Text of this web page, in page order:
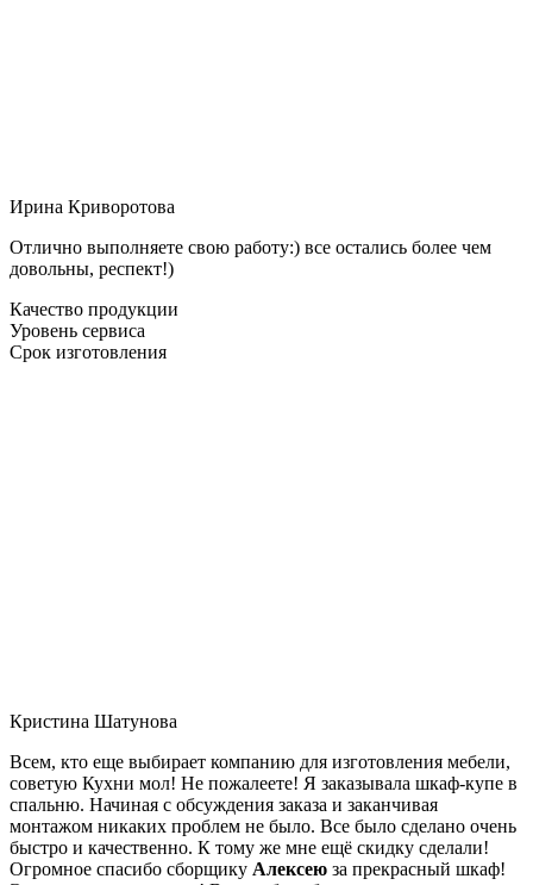
Ирина Криворотова
Отлично выполняете свою работу:) все остались более чем
довольны, респект!)
Качество продукции
Уровень сервиса
Срок изготовления
Кристина Шатунова
Всем, кто еще выбирает компанию для изготовления мебели,
советую Кухни мол! Не пожалеете! Я заказывала шкаф-купе в
спальню. Начиная с обсуждения заказа и заканчивая
монтажом никаких проблем не было. Все было сделано очень
быстро и качественно. К тому же мне ещё скидку сделали!
Огромное спасибо сборщику Алексею за прекрасный шкаф!